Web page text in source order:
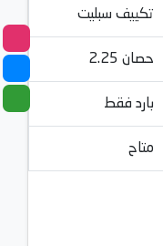
تكييف سبليت
2.25 حصان
بارد فقط
متاح